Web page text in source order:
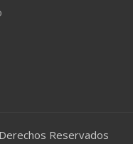
Reservados